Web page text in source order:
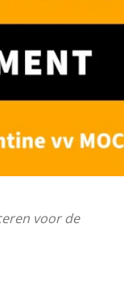
voor de